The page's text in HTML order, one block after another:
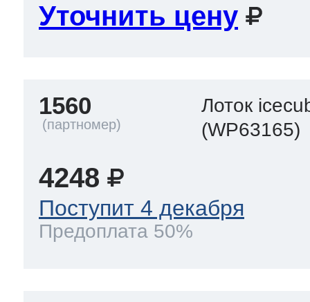
Уточнить цену
1560
Лоток
(WP63165)
4248
Поступит 4 декабря
Предоплата 50%